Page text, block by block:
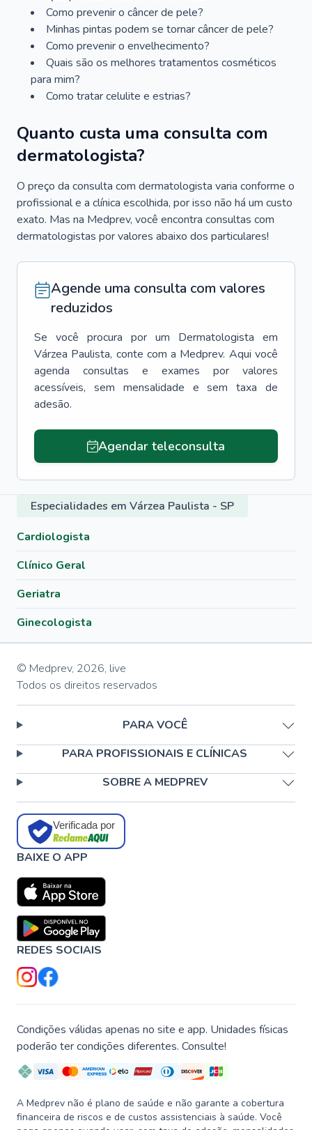
Como prevenir o câncer de pele?
Minhas pintas podem se tornar câncer de pele?
Como prevenir o envelhecimento?
Quais são os melhores tratamentos cosméticos
para mim?
Como tratar celulite e estrias?
Quanto custa uma consulta com
dermatologista?
O preço da consulta com dermatologista varia conforme o
profissional e a clínica escolhida, por isso não há um custo
exato. Mas na Medprev, você encontra consultas com
dermatologistas por valores abaixo dos particulares!
Agende uma consulta com valores
reduzidos
Se você procura por um Dermatologista em
Várzea Paulista, conte com a Medprev. Aqui você
agenda consultas e exames por valores
acessíveis, sem mensalidade e sem taxa de
adesão.
Agendar teleconsulta
Especialidades em Várzea Paulista - SP
Cardiologista
Clínico Geral
Geriatra
Ginecologista
© Medprev, 2026, live
Todos os direitos reservados
PARA VOCÊ
PARA PROFISSIONAIS E CLÍNICAS
SOBRE A MEDPREV
Verificada por
BAIXE O APP
REDES SOCIAIS
Condições válidas apenas no site e app. Unidades físicas
poderão ter condições diferentes. Consulte!
A Medprev não é plano de saúde e não garante a cobertura
financeira de riscos e de custos assistenciais à saúde. Você